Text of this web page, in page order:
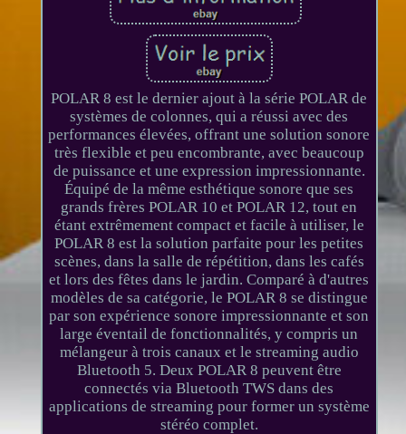
POLAR 8 est le dernier ajout à la série POLAR de
systèmes de colonnes, qui a réussi avec des
performances élevées, offrant une solution sonore
très flexible et peu encombrante, avec beaucoup
de puissance et une expression impressionnante.
Équipé de la même esthétique sonore que ses
grands frères POLAR 10 et POLAR 12, tout en
étant extrêmement compact et facile à utiliser, le
POLAR 8 est la solution parfaite pour les petites
scènes, dans la salle de répétition, dans les cafés
et lors des fêtes dans le jardin. Comparé à d'autres
modèles de sa catégorie, le POLAR 8 se distingue
par son expérience sonore impressionnante et son
large éventail de fonctionnalités, y compris un
mélangeur à trois canaux et le streaming audio
Bluetooth 5. Deux POLAR 8 peuvent être
connectés via Bluetooth TWS dans des
applications de streaming pour former un système
stéréo complet.